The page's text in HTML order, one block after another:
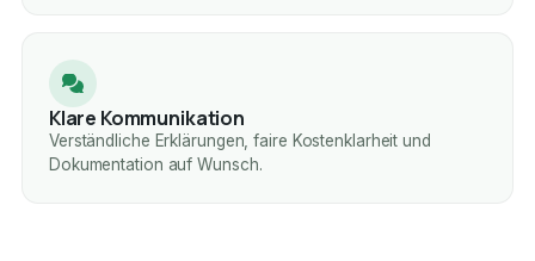
Klare Kommunikation
Verständliche Erklärungen, faire Kostenklarheit und
Dokumentation auf Wunsch.